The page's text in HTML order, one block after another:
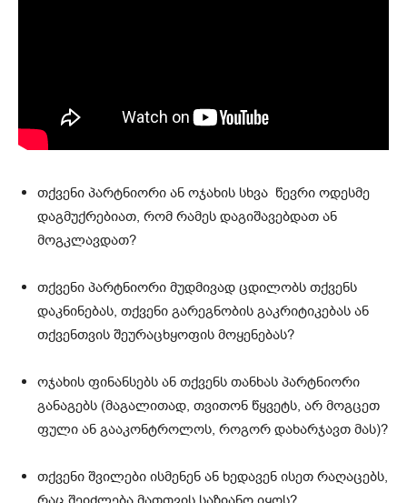
თქვენი პარტნიორი ან ოჯახის სხვა წევრი ოდესმე
დაგმუქრებიათ, რომ რამეს დაგიშავებდათ ან
მოგკლავდათ?
თქვენი პარტნიორი მუდმივად ცდილობს თქვენს
დაკნინებას, თქვენი გარეგნობის გაკრიტიკებას ან
თქვენთვის შეურაცხყოფის მოყენებას?
ოჯახის ფინანსებს ან თქვენს თანხას პარტნიორი
განაგებს (მაგალითად, თვითონ წყვეტს, არ მოგცეთ
ფული ან გააკონტროლოს, როგორ დახარჯავთ მას)?
თქვენი შვილები ისმენენ ან ხედავენ ისეთ რაღაცებს,